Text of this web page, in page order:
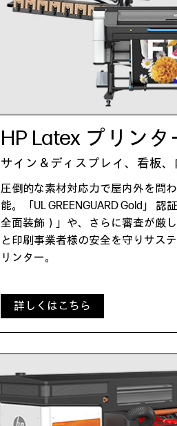
HP Latex プリンタ
サイン＆ディスプレイ、看板
圧倒的な素材対応力で屋内外を問
能。「UL GREENGUARD Gold」
全面装飾）」や、さらに審査が厳
と印刷事業者様の安全を守りサス
リンター。
詳しくはこちら